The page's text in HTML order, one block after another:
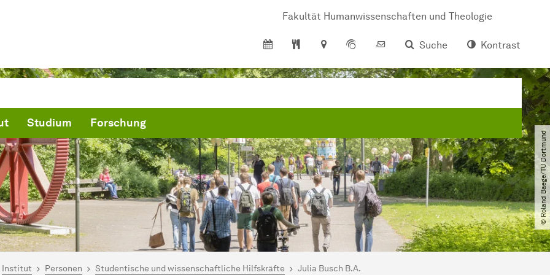
Fakultät Humanwissenschaften und Theologie
Suche
Kontrast
Studium Forschung
© Roland Baege​/​TU Dortmund
hier:
Institut Personen Studentische und wissenschaftliche Hilfskräfte Julia Busch B.A.